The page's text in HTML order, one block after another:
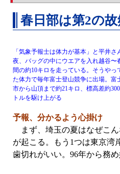
春日部は第2の故
「気象予報士は体力が基本」と平井さ
夜、バッグの中にウエアを入れ越谷〜
間の約10キロを走っている。そうやっ
た体力で毎年富士登山競争に出場。富
市から山頂まで約21キロ、標高差約
トルを駆け上がる
予報、分かるよう心掛け
まず、埼玉の夏はなぜこん
が起こる。もう1つは東京湾
歯切れがいい。96年から務